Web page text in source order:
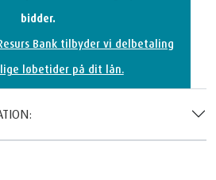
bidder.
Bank tilbyder vi delbetaling
løbetider på dit lån.